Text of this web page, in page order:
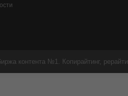
контента №1. Копирайтинг,